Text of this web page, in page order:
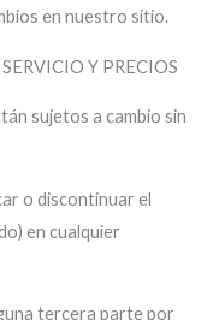
en nuestro sitio.
Y PRECIOS
sujetos a cambio sin
o discontinuar el
en cualquier
tercera parte por